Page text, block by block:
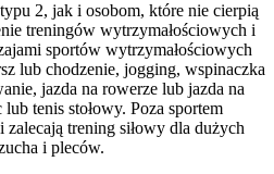
2, jak i osobom, które nie cierpią
treningów wytrzymałościowych i
sportów wytrzymałościowych
lub chodzenie, jogging, wspinaczka
jazda na rowerze lub jazda na
tenis stołowy. Poza sportem
trening siłowy dla dużych
i pleców.